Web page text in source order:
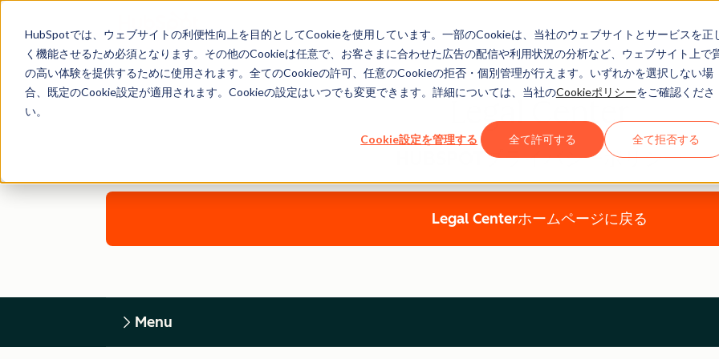
HubSpotでは、ウェブサイトの利便性向上を目的としてCookieを使用しています。一部のCookieは、当社のウェブサイトとサービスを正
く機能させるため必須となります。その他のCookieは任意で、お客さまに合わせた広告の配信や利用状況の分析など、ウェブサイト上で
の高い体験を提供するために使用されます。全てのCookieの許可、任意のCookieの拒否・個別管理が行えます。いずれかを選択しない場
合、既定のCookie設定が適用されます。Cookieの設定はいつでも変更できます。詳細については、当社のCookieポリシーをご確認くださ
い。
Cookie設定を管理する 全て許可する 全て拒否する
Legal Center
HUBSPOTプライバシーポリシー
Legal Centerホームページに戻る
Menu